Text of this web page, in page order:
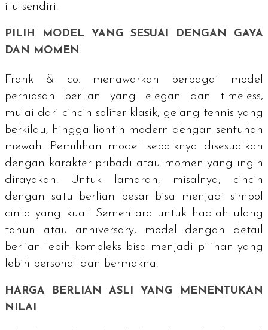
itu sendiri.
PILIH MODEL YANG SESUAI DENGAN GAYA
DAN MOMEN
Frank & co. menawarkan berbagai model
perhiasan berlian yang elegan dan timeless,
mulai dari cincin soliter klasik, gelang tennis yang
berkilau, hingga liontin modern dengan sentuhan
mewah. Pemilihan model sebaiknya disesuaikan
dengan karakter pribadi atau momen yang ingin
dirayakan. Untuk lamaran, misalnya, cincin
dengan satu berlian besar bisa menjadi simbol
cinta yang kuat. Sementara untuk hadiah ulang
tahun atau anniversary, model dengan detail
berlian lebih kompleks bisa menjadi pilihan yang
lebih personal dan bermakna.
HARGA BERLIAN ASLI YANG MENENTUKAN
NILAI